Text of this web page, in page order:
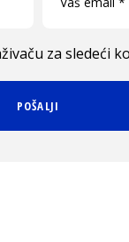
za sledeći